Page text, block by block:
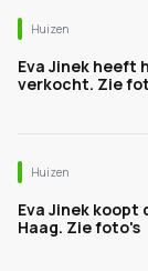
Huizen
Eva Jinek heeft
verkocht. Zie
Huizen
Eva Jinek koopt
Haag. Zie foto's